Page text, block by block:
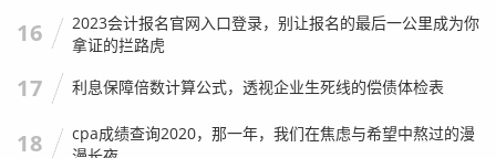
16
2023会计报名官网入口登录，别让报名的最后一公里成为你
拿证的拦路虎
17 利息保障倍数计算公式，透视企业生死线的偿债体检表
18
cpa成绩查询2020，那一年，我们在焦虑与希望中熬过的漫